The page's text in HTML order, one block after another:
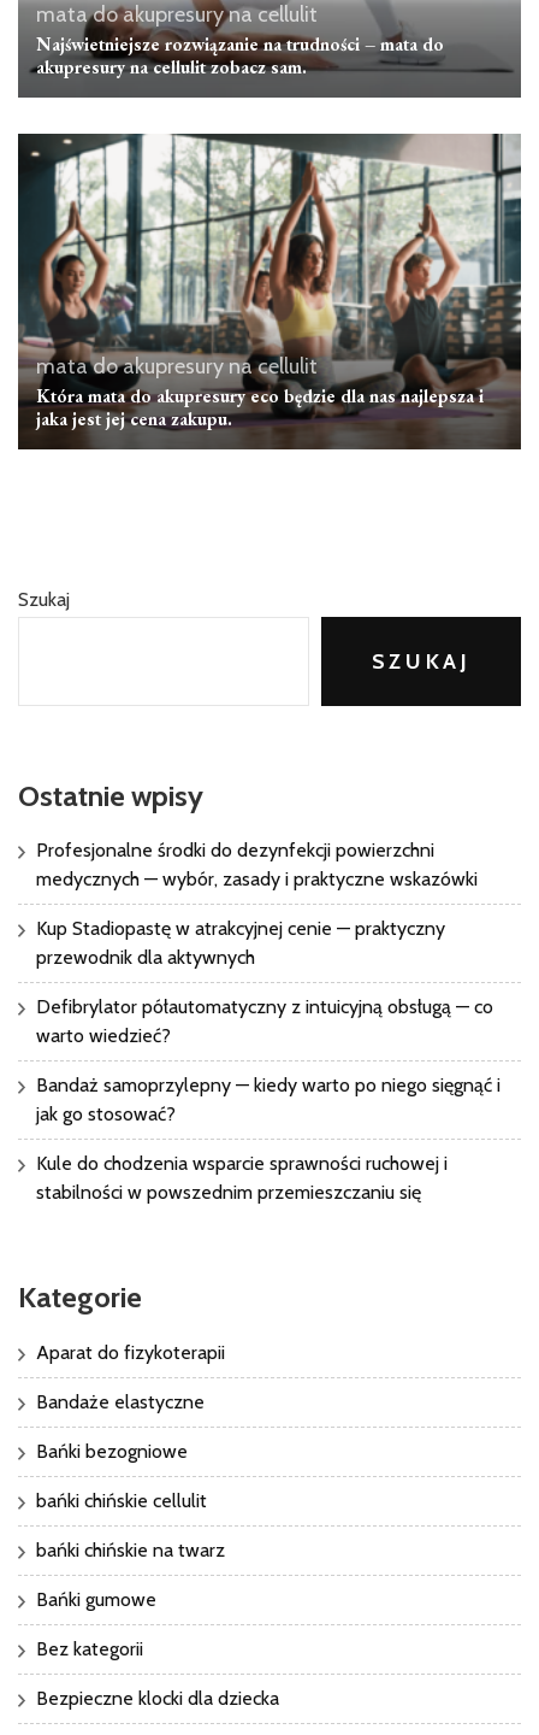
mata do akupresury na cellulit
Najświetniejsze rozwiązanie na trudności – mata do
akupresury na cellulit zobacz sam.
mata do akupresury na cellulit
Która mata do akupresury eco będzie dla nas najlepsza i
jaka jest jej cena zakupu.
Szukaj
SZUKAJ
Ostatnie wpisy
Profesjonalne środki do dezynfekcji powierzchni
medycznych — wybór, zasady i praktyczne wskazówki
Kup Stadiopastę w atrakcyjnej cenie — praktyczny
przewodnik dla aktywnych
Defibrylator półautomatyczny z intuicyjną obsługą — co
warto wiedzieć?
Bandaż samoprzylepny — kiedy warto po niego sięgnąć i
jak go stosować?
Kule do chodzenia wsparcie sprawności ruchowej i
stabilności w powszednim przemieszczaniu się
Kategorie
Aparat do fizykoterapii
Bandaże elastyczne
Bańki bezogniowe
bańki chińskie cellulit
bańki chińskie na twarz
Bańki gumowe
Bez kategorii
Bezpieczne klocki dla dziecka